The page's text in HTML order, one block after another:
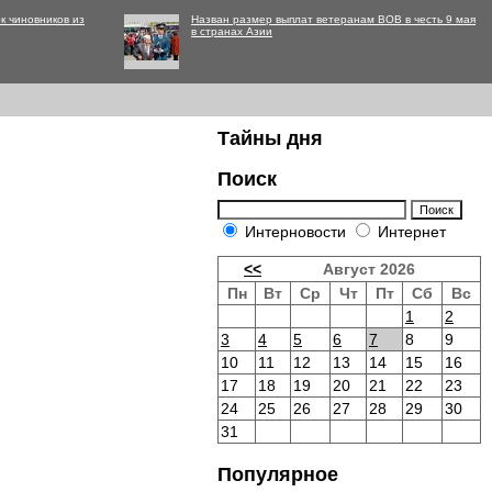
чиновников из
Назван размер выплат ветеранам ВОВ в честь 9 мая
в странах Азии
Тайны дня
Поиск
Интерновости Интернет
<<
Август 2026
Пн
Вт Ср Чт Пт Сб
Вс
1
2
3
4 5 6 7 8
9
10
11 12 13 14 15
16
17
18 19 20 21 22
23
24
25 26 27 28 29
30
31
Популярное